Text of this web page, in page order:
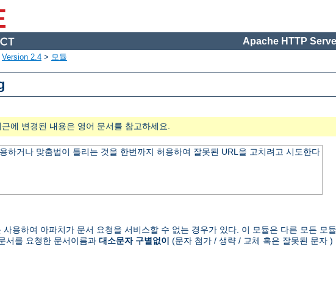
Apache HTTP
Version 2.4 > 모듈
에 변경된 내용은 영어 문서를 참고하세요.
하거나 맞춤법이 틀리는 것을 한번까지 허용하여 잘못된 URL을 고치려고 시도한다
용하여 아파치가 문서 요청을 서비스할 수 없는 경우가 있다. 이 모듈은 다른 모든 모
서를 요청한 문서이름과 대소문자 구별없이 (문자 첨가 / 생략 / 교체 혹은 잘못된 문자 )